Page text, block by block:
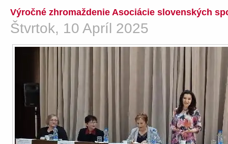
Výročné zhromaždenie Asociácie slovenských
Štvrtok, 10 Apríl 2025